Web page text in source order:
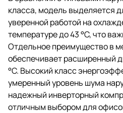
класса, модель выделяется
уверенной работой на
температуре до 43 °C, что
Отдельное преимущество в
обеспечивает расширенный
°C. Высокий класс
умеренный уровень шума
надежный инверторный
отличным выбором для